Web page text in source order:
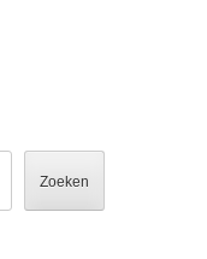
Zoeken